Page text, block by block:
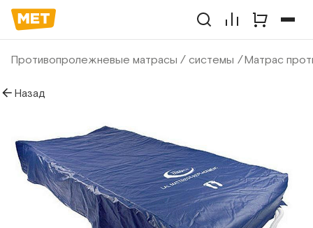
Противопролежневые матрасы / системы Матрас
Назад